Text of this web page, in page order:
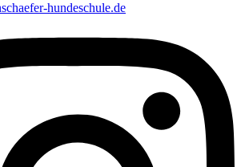
hundeschule.de